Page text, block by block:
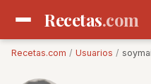
Recetas.com
Recetas.com / Usuarios /